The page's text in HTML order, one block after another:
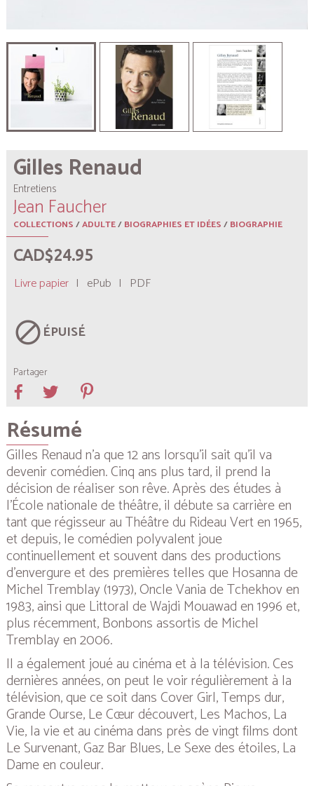
Gilles Renaud
Entretiens
Jean Faucher
COLLECTIONS/ADULTE/BIOGRAPHIES ET IDÉES/BIOGRAPHIE
CAD$24.95
Livre papier | ePub | PDF
blockÉPUISÉ
Partager
Résumé
Gilles Renaud n’a que 12 ans lorsqu’il sait qu’il va
devenir comédien. Cinq ans plus tard, il prend la
décision de réaliser son rêve. Après des études à
l’École nationale de théâtre, il débute sa carrière en
tant que régisseur au Théâtre du Rideau Vert en 1965,
et depuis, le comédien polyvalent joue
continuellement et souvent dans des productions
d’envergure et des premières telles queHosannade
Michel Tremblay (1973),Oncle Vaniade Tchekhov en
1983, ainsi queLittoral de Wajdi Mouawad en 1996 et,
plus récemment,Bonbons assortisde Michel
Tremblay en 2006.
Il a également joué au cinéma et à la télévision. Ces
dernières années, on peut le voir régulièrement à la
télévision, que ce soit dansCover Girl,Temps dur,
Grande Ourse,Le Cœur découvert,Les Machos,La
Vie, la vieet au cinéma dans près de vingt films dont
Le Survenant,Gaz Bar Blues,Le Sexe des étoiles,La
Dame en couleur.